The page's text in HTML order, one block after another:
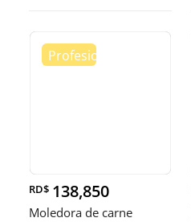
RD$ 138,850
Moledora de carne